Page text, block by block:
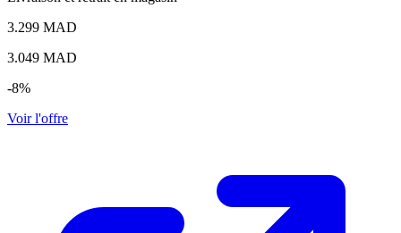
3.299 MAD
3.049 MAD
-8%
Voir l'offre